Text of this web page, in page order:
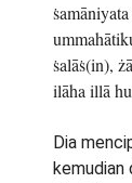
ṡalāṡ(in),
ilāha illā
Dia
kemudian